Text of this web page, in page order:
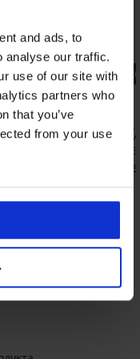
and ads, to
analyse our traffic.
use of our site with
partners who
that you’ve
from your use
4,8
-20% BRA20
без банели
за